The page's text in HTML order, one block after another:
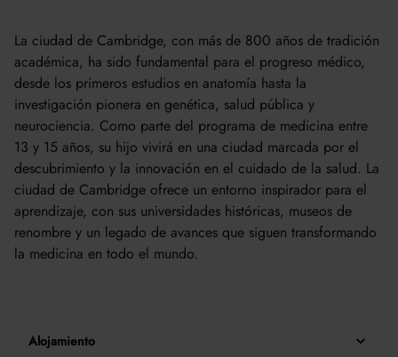
La ciudad de Cambridge, con más de 800 años de tradición
académica, ha sido fundamental para el progreso médico,
desde los primeros estudios en anatomía hasta la
investigación pionera en genética, salud pública y
neurociencia. Como parte del programa de medicina entre
13 y 15 años, su hijo vivirá en una ciudad marcada por el
descubrimiento y la innovación en el cuidado de la salud. La
ciudad de Cambridge ofrece un entorno inspirador para el
aprendizaje, con sus universidades históricas, museos de
renombre y un legado de avances que siguen transformando
la medicina en todo el mundo.
Alojamiento